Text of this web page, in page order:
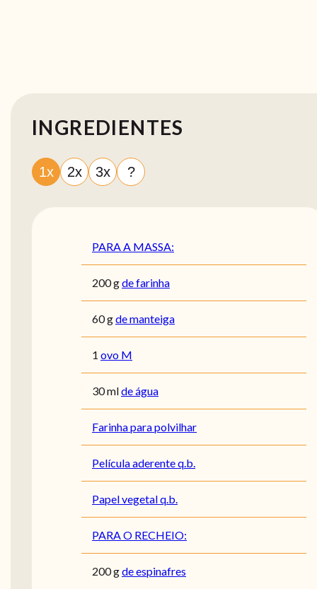
INGREDIENTES
1x 2x 3x ?
PARA A MASSA:
200gde farinha
60gde manteiga
1 ovo M
30mlde água
Farinha para polvilhar
Película aderente q.b.
Papel vegetal q.b.
PARA O RECHEIO:
200gde espinafres